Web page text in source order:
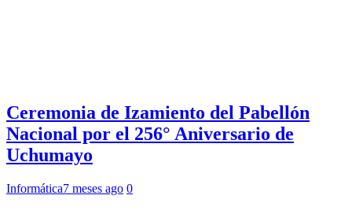
Ceremonia de Izamiento del Pabellón
Nacional por el 256° Aniversario de
Uchumayo
Informática7 meses ago 0